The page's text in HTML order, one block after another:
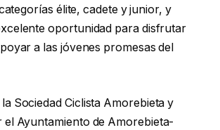
élite, cadete y junior, y
oportunidad para disfrutar
a las jóvenes promesas del
Sociedad Ciclista Amorebieta y
el Ayuntamiento de Amorebieta-